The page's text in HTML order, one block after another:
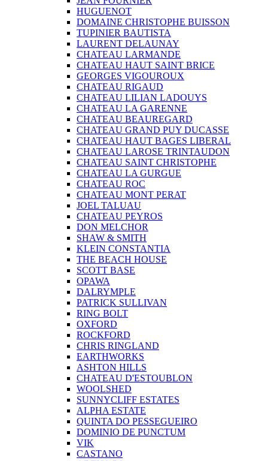
HUGUENOT
DOMAINE CHRISTOPHE BUISSON
TUPINIER BAUTISTA
LAURENT DELAUNAY
CHATEAU LARMANDE
CHATEAU HAUT SAINT BRICE
GEORGES VIGOUROUX
CHATEAU RIGAUD
CHATEAU LILIAN LADOUYS
CHATEAU LA GARENNE
CHATEAU BEAUREGARD
CHATEAU GRAND PUY DUCASSE
CHATEAU HAUT BAGES LIBERAL
CHATEAU LAROSE TRINTAUDON
CHATEAU SAINT CHRISTOPHE
CHATEAU LA GURGUE
CHATEAU ROC
CHATEAU MONT PERAT
JOEL TALUAU
CHATEAU PEYROS
DON MELCHOR
SHAW & SMITH
KLEIN CONSTANTIA
THE BEACH HOUSE
SCOTT BASE
OPAWA
DALRYMPLE
PATRICK SULLIVAN
RING BOLT
OXFORD
ROCKFORD
CHRIS RINGLAND
EARTHWORKS
ASHTON HILLS
CHATEAU D'ESTOUBLON
WOOLSHED
SUNNYCLIFF ESTATES
ALPHA ESTATE
QUINTA DO PESSEGUEIRO
DOMINIO DE PUNCTUM
VIK
CASTANO